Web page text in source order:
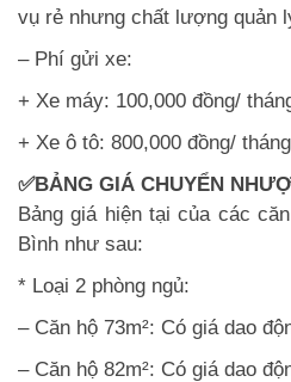
vụ rẻ nhưng chất lượng quản
– Phí gửi xe:
+ Xe máy: 100,000 đồng/
+ Xe ô tô: 800,000 đồng/ tháng
✅BẢNG GIÁ CHUYỂN
Bảng giá hiện tại của các
Bình như sau:
* Loại 2 phòng ngủ:
– Căn hộ 73m²: Có giá dao
– Căn hộ 82m²: Có giá dao